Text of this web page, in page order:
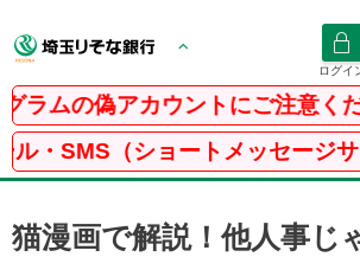
ログイ
ウントにご注意ください
セージサービス）にご注意くだ
猫漫画で解説！他人事じ